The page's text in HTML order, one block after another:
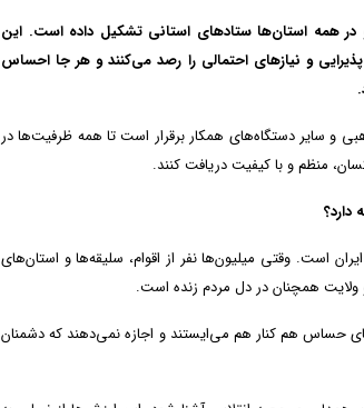
در همه استان‌ها ستادهای استانی تشکیل داده است. این
و نیازهای احتمالی را رصد می‌کنند و هر جا احساس
و سایر دستگاه‌های همکار برقرار است تا همه ظرفیت‌ها در
منظم و با کیفیت دریافت کنند.
دارد؟
است. وقتی میلیون‌ها نفر از اقوام، سلیقه‌ها و استان‌های
ولایت همچنان در دل مردم زنده است.
حساس هم کنار هم می‌ایستند و اجازه نمی‌دهند که دشمنان